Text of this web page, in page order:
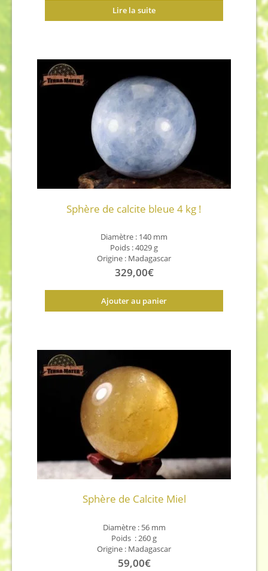
Lire la suite
Sphère de calcite bleue 4 kg !
Diamètre : 140 mm
Poids : 4029 g
Origine : Madagascar
329,00€
Ajouter au panier
Sphère de Calcite Miel
Diamètre : 56 mm
Poids : 260 g
Origine : Madagascar
59,00€